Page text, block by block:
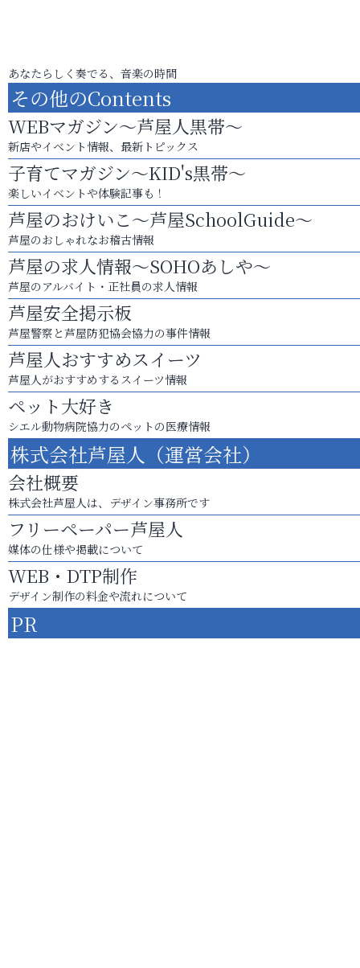
あなたらしく奏でる、音楽の時間
その他のContents
WEBマガジン～芦屋人黒帯～
新店やイベント情報、最新トピックス
子育てマガジン～KID's黒帯～
楽しいイベントや体験記事も！
芦屋のおけいこ～芦屋SchoolGuide～
芦屋のおしゃれなお稽古情報
芦屋の求人情報～SOHOあしや～
芦屋のアルバイト・正社員の求人情報
芦屋安全掲示板
芦屋警察と芦屋防犯協会協力の事件情報
芦屋人おすすめスイーツ
芦屋人がおすすめするスイーツ情報
ペット大好き
シエル動物病院協力のペットの医療情報
株式会社芦屋人（運営会社）
会社概要
株式会社芦屋人は、デザイン事務所です
フリーペーパー芦屋人
媒体の仕様や掲載について
WEB・DTP制作
デザイン制作の料金や流れについて
PR